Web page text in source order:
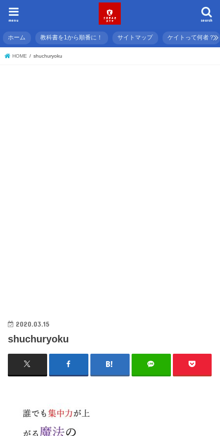
search
menu
ホーム 教科書を1から順番に！ サイトマップ ケイトって何者？
HOME shuchuryoku
2020.03.15
shuchuryoku